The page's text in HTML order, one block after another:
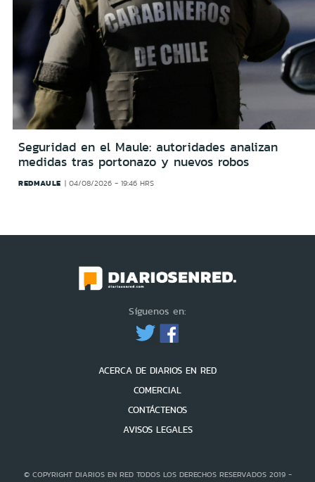
Seguridad en el Maule: autoridades analizan
medidas tras portonazo y nuevos robos
REDMAULE 04/08/2026 - 19:46 HRS
Síguenos en:
ACERCA DE DIARIOS EN RED
COMERCIAL
CONTÁCTENOS
AVISOS LEGALES
© COPYRIGHT DIARIOS EN RED TODOS LOS DERECHOS RESERVADOS 2019 -